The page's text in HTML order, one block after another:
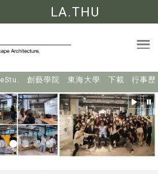
LA.THU
創藝學院 東海大學 下載 行事歷